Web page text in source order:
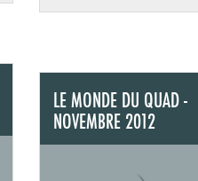
LE MONDE DU QUAD -
NOVEMBRE 2012